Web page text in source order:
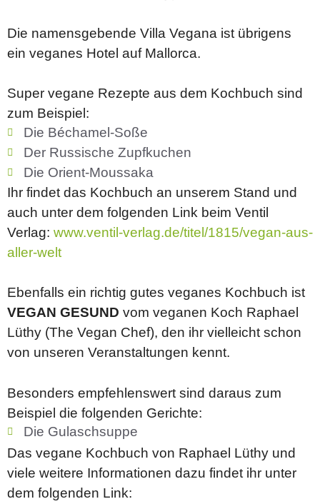
Die namensgebende Villa Vegana ist übrigens
ein veganes Hotel auf Mallorca.
Super vegane Rezepte aus dem Kochbuch sind
zum Beispiel:
Die Béchamel-Soße
Der Russische Zupfkuchen
Die Orient-Moussaka
Ihr findet das Kochbuch an unserem Stand und
auch unter dem folgenden Link beim Ventil
Verlag: www.ventil-verlag.de/titel/1815/vegan-aus-
aller-welt
Ebenfalls ein richtig gutes veganes Kochbuch ist
VEGAN GESUND vom veganen Koch Raphael
Lüthy (The Vegan Chef), den ihr vielleicht schon
von unseren Veranstaltungen kennt.
Besonders empfehlenswert sind daraus zum
Beispiel die folgenden Gerichte:
Die Gulaschsuppe
Das vegane Kochbuch von Raphael Lüthy und
viele weitere Informationen dazu findet ihr unter
dem folgenden Link: